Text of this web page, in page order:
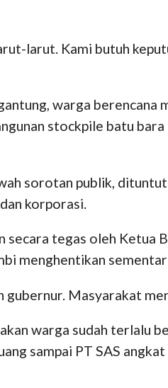
larut. Kami butuh
warga
stockpile batu
sorotan publik,
korporasi.
secara tegas oleh Ketua
menghentikan
gubernur. Masyarakat
warga sudah terlalu
sampai PT SAS